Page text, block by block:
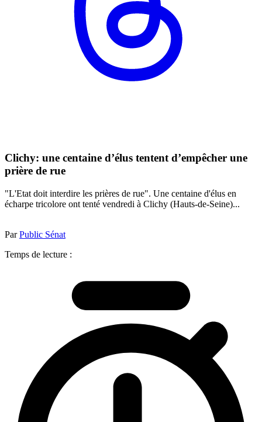
Clichy: une centaine d’élus tentent d’empêcher une
prière de rue
"L'Etat doit interdire les prières de rue". Une centaine d'élus en
écharpe tricolore ont tenté vendredi à Clichy (Hauts-de-Seine)...
ParPublic Sénat
Temps de lecture :